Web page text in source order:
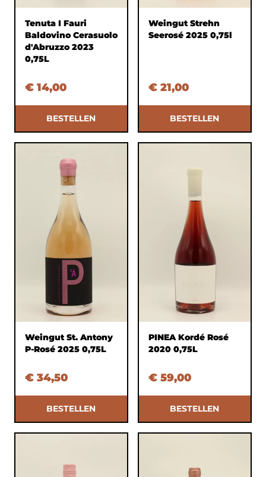
Tenuta I Fauri
Baldovino Cerasuolo
d'Abruzzo 2023
0,75L
€ 14,00
BESTELLEN
Weingut Strehn
Seerosé 2025 0,75l
€ 21,00
BESTELLEN
Weingut St. Antony
P-Rosé 2025 0,75L
€ 34,50
BESTELLEN
PINEA Kordé Rosé
2020 0,75L
€ 59,00
BESTELLEN